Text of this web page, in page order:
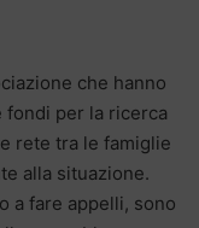
che hanno
fondi per la ricerca
rete tra le famiglie
alla situazione.
a fare appelli, sono